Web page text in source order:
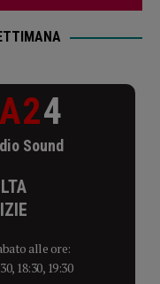
4
Sound
alle ore:
18:30, 19:30